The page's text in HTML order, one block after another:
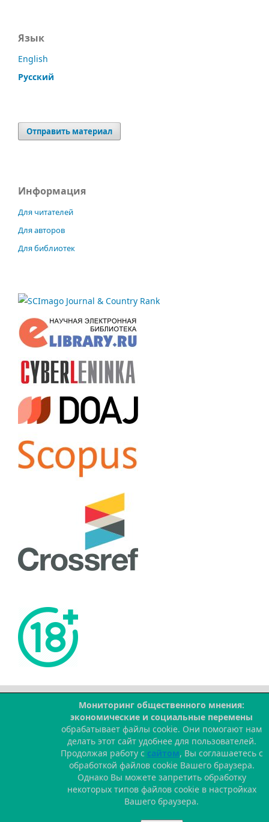
Язык
English
Русский
Отправить материал
Информация
Для читателей
Для авторов
Для библиотек
Мониторинг общественного мнения:
экономические и социальные перемены
обрабатывает файлы cookie. Они помогают нам
делать этот сайт удобнее для пользователей.
Продолжая работу с сайтом, Вы соглашаетесь с
обработкой файлов cookie Вашего браузера.
Однако Вы можете запретить обработку
некоторых типов файлов cookie в настройках
Вашего браузера.